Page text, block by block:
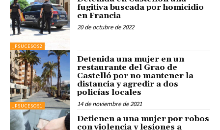
_PSUCESOS2
fugitiva buscada por homicidio
en Francia
20 de octubre de 2022
_PSUCESOS1
Detenida una mujer en un
restaurante del Grao de
Castelló por no mantener la
distancia y agredir a dos
policías locales
14 de noviembre de 2021
Detienen a una mujer por robos
con violencia y lesiones a